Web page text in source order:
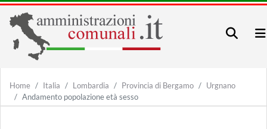
Home Italia Lombardia Provincia di Bergamo
Urgnano
Andamento popolazione età sesso